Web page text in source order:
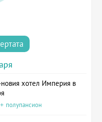
хотел Империя в
полупансион